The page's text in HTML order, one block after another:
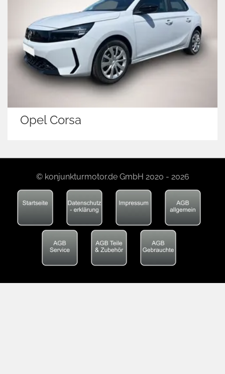
Opel Corsa
© konjunkturmotor.de GmbH 2020 - 2026